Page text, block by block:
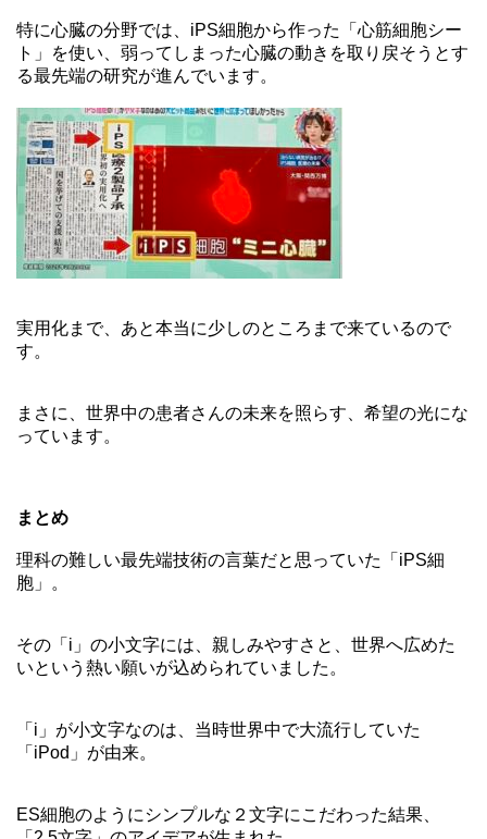
特に心臓の分野では、iPS細胞から作った「心筋細胞シー
ト」を使い、弱ってしまった心臓の動きを取り戻そうとす
る最先端の研究が進んでいます。
実用化まで、あと本当に少しのところまで来ているので
す。
まさに、世界中の患者さんの未来を照らす、希望の光にな
っています。
まとめ
理科の難しい最先端技術の言葉だと思っていた「iPS細
胞」。
その「i」の小文字には、親しみやすさと、世界へ広めた
いという熱い願いが込められていました。
「i」が小文字なのは、当時世界中で大流行していた
「iPod」が由来。
ES細胞のようにシンプルな２文字にこだわった結果、